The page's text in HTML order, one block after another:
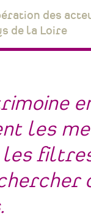
des
de la Loire
les
les